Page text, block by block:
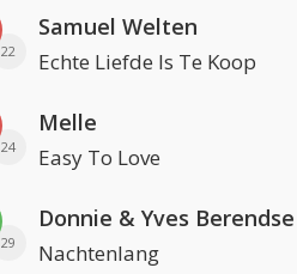
22
Samuel Welten
Echte Liefde Is Te Koop
24
Melle
Easy To Love
29
Donnie & Yves Berendse
Nachtenlang